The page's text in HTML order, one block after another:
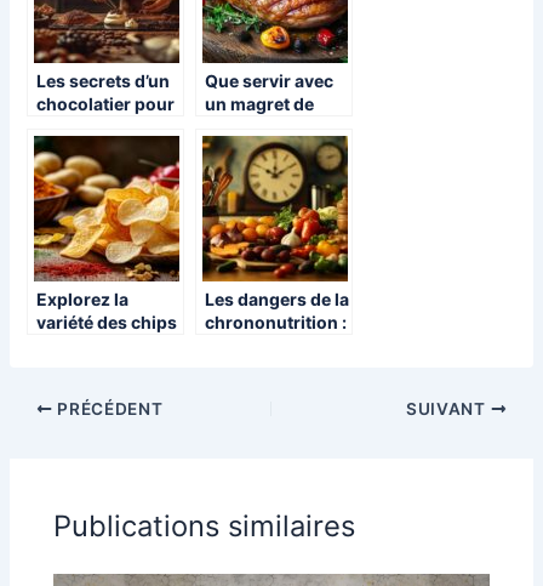
Les secrets d’un
chocolatier pour
gourmandes et
artisanales
Que servir avec
un magret de
recette facile et
cuisson parfaite
? Guide complet
des
accompagnemen
ts
Explorez la
variété des chips
Les dangers de la
chrononutrition :
PRÉCÉDENT SUIVANT
Publications similaires